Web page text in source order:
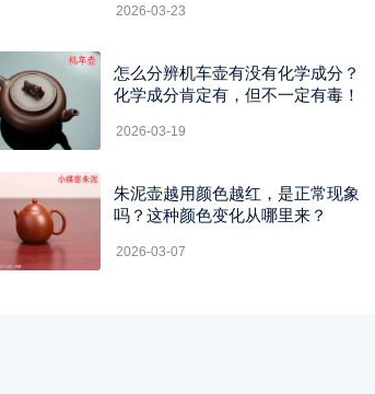
2026-03-23
怎么分辨机车壶有没有化学成分？
化学成分肯定有，但不一定有毒！
2026-03-19
朱泥壶越用颜色越红，是正常现象
吗？这种颜色变化从哪里来？
2026-03-07